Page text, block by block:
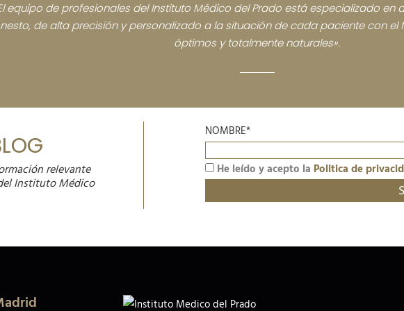
equipo de profesionales del Instituto Médico del Prado está especializado en
de alta precisión y personalizado a la situación de cada paciente con el
óptimos y totalmente naturales».
relevante
Instituto Médico
NOMBRE*
He leído y acepto la Politica de